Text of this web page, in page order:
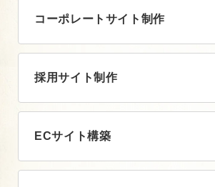
コーポレートサイト制作
採用サイト制作
ECサイト構築